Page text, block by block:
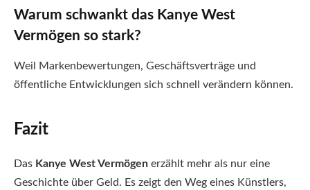
Warum schwankt das Kanye West
Vermögen so stark?
Weil Markenbewertungen, Geschäftsverträge und
öffentliche Entwicklungen sich schnell verändern können.
Fazit
Das Kanye West Vermögen erzählt mehr als nur eine
Geschichte über Geld. Es zeigt den Weg eines Künstlers,